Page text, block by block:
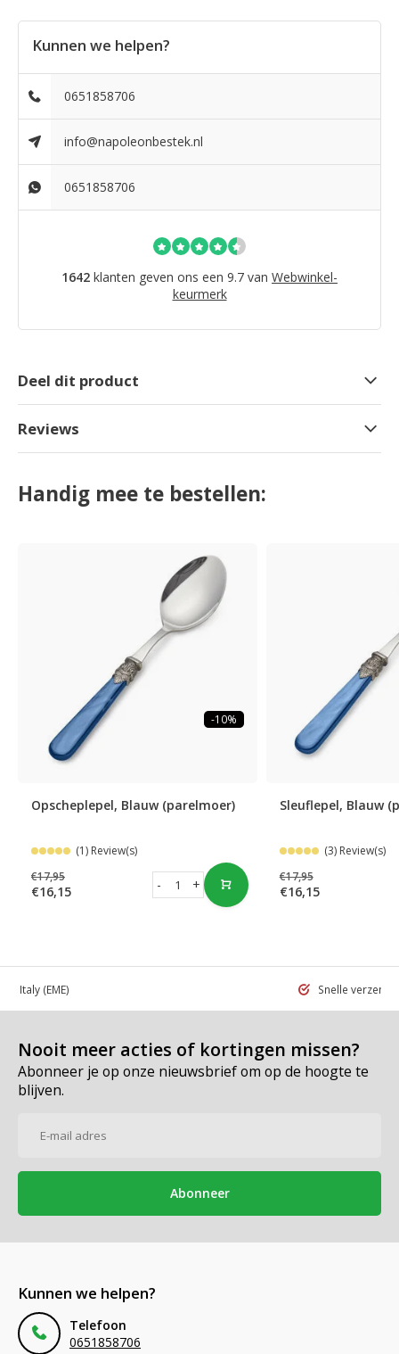
Kunnen we helpen?
0651858706
info@napoleonbestek.nl
0651858706
1642 klanten geven ons een 9.7 van Webwinkel-
keurmerk
Deel dit product
Reviews
Handig mee te bestellen:
-10%
Opscheplepel, Blauw (parelmoer)
(1) Review(s)
€17,95
€16,15 +
-
Sleuflepel, Blauw
(3) Review(s)
€17,95
€16,15
in Italy (EME) Snelle
Nooit meer acties of kortingen missen?
Abonneer je op onze nieuwsbrief om op de hoogte te
blijven.
Abonneer
Kunnen we helpen?
Telefoon
0651858706